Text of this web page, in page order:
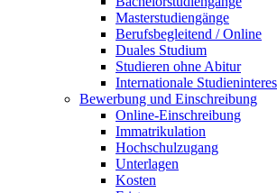
Masterstudiengänge
Berufsbegleitend / Online
Duales Studium
Studieren ohne Abitur
Internationale
Bewerbung und Einschreibung
Online-Einschreibung
Immatrikulation
Hochschulzugang
Unterlagen
Kosten